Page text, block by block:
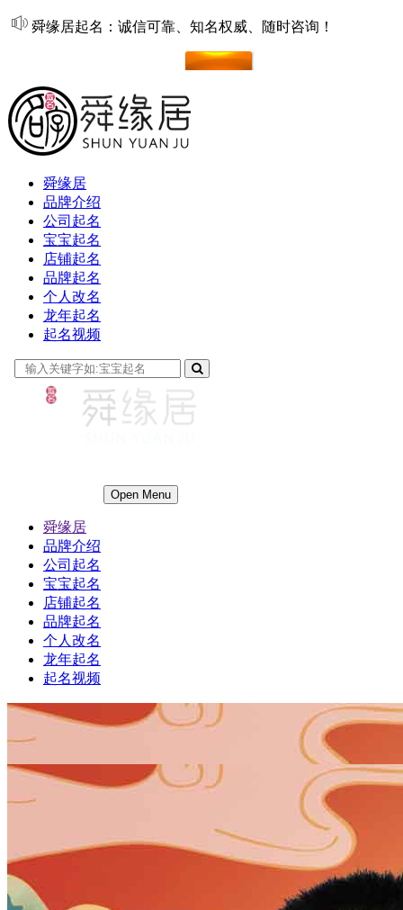
舜缘居起名：诚信可靠、知名权威、随时咨询！
舜缘居
品牌介绍
公司起名
宝宝起名
店铺起名
品牌起名
个人改名
龙年起名
起名视频
Open Menu
舜缘居
品牌介绍
公司起名
宝宝起名
店铺起名
品牌起名
个人改名
龙年起名
起名视频
男